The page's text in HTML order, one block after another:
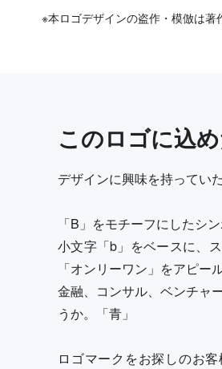
※本ロゴデザインの盗作・模倣は著
このロゴに込
デザインに興味を持ってい
「B」をモチーフにしたシ
小文字「b」をベースに、
「オンリーワン」をアピー
金融、コンサル、ベンチャ
うか。「青」
ロゴマークをお探しのお